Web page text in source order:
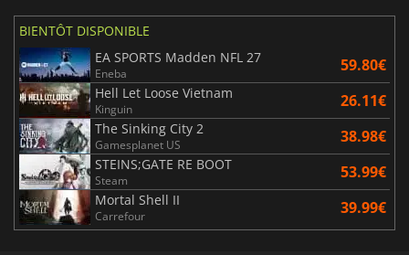
BIENTÔT DISPONIBLE
EA SPORTS Madden NFL 27
Eneba 59.80€
Hell Let Loose Vietnam
Kinguin 26.11€
The Sinking City 2
Gamesplanet US 38.98€
STEINS;GATE RE BOOT
Steam 53.99€
Mortal Shell II
Carrefour 39.99€